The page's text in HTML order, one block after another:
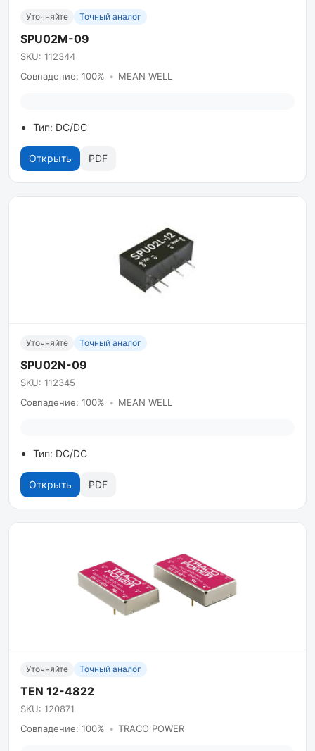
Уточняйте Точный аналог
SPU02M-09
SKU: 112344
Совпадение: 100% • MEAN WELL
Тип: DC/DC
Открыть PDF
Уточняйте Точный аналог
SPU02N-09
SKU: 112345
Совпадение: 100% • MEAN WELL
Тип: DC/DC
Открыть PDF
Уточняйте Точный аналог
TEN 12-4822
SKU: 120871
Совпадение: 100% • TRACO POWER